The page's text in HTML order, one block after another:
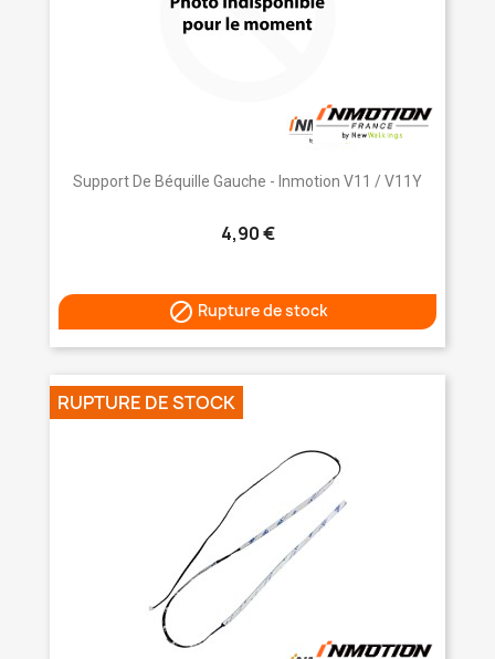
Support De Béquille Gauche - Inmotion V11 / V11Y
4,90 €
 Rupture de stock
RUPTURE DE STOCK